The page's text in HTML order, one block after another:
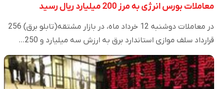
معاملات بورس انرژی به مرز 200 میلیارد ریال رسید
در معاملات دوشنبه 12 خرداد ماه، در بازار مشتقه(تابلو برق) 256
قرارداد سلف موازی استاندارد برق به ارزش سه میلیارد و 250…